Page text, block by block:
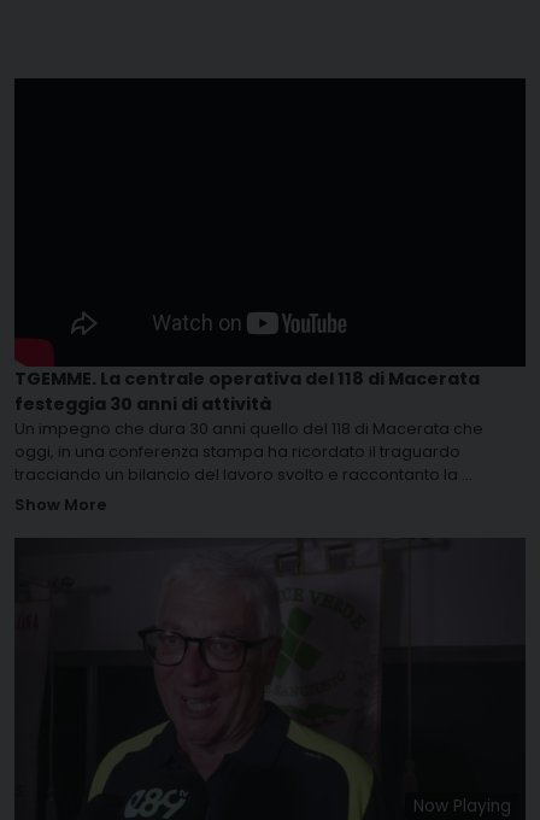
TGEMME. La centrale operativa del 118 di Macerata
festeggia 30 anni di attività
Un impegno che dura 30 anni quello del 118 di Macerata che
oggi, in una conferenza stampa ha ricordato il traguardo
tracciando un bilancio del lavoro svolto e raccontanto la ...
Show More
Now Playing